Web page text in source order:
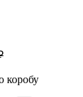
коробу